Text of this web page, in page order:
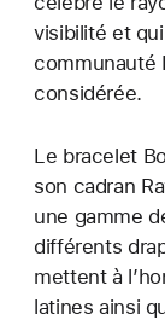
visibilité et
communauté
considérée.
Le bracelet
son cadran
une gamme
différents
mettent à
latines ainsi